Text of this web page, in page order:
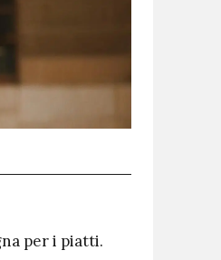
per i piatti.